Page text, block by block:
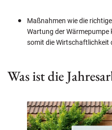
Maßnahmen wie die
Wartung der Wärmepumpe
somit die Wirtschaftlichkeit
Was ist die